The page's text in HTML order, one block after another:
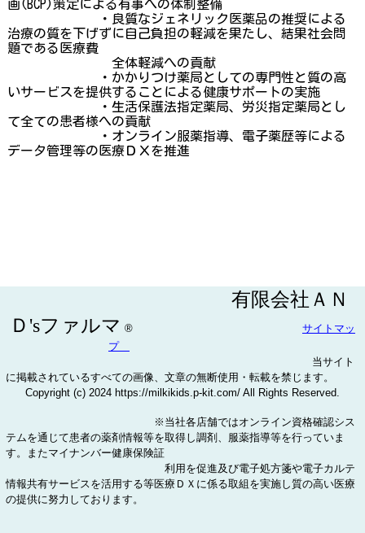
画(BCP)策定による有事への体制整備
・良質なジェネリック医薬品の推奨による
治療の質を下げずに自己負担の軽減を果たし、結果社会問
題である 医療費
全体軽減への貢献
・かかりつけ薬局としての専門性と質の高
いサービスを提供することによる健康サポートの実施
・生活保護法指定薬局、労災指定薬局とし
て全ての患者様への貢献
・オンライン服薬指導、電子薬歴等による
データ管理等の医療ＤＸを推進
有限会社ＡＮ
Ｄ'sファルマ ® サイトマッ
プ
当サイト
に掲載されているすべての画像、文章の無断使用・転載を禁じます。
Copyright (c) 2024 https://milkikids.p-kit.com/ All Rights Reserved.
※当社各店舗ではオンライン資格確認シス
テムを通じて患者の薬剤情報等を取得し調剤、服薬指導等を行っていま
す。ま たマイナンバー健康保険証
利用を促進及び電子処方箋や電子カルテ
情報共有サービスを活用する等医療ＤＸに係る取組を実施し質の高い医療
の提供に努力しております。